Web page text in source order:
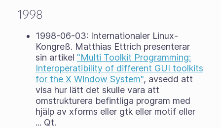
1998
1998-06-03: Internationaler Linux-
Kongreß. Matthias Ettrich presenterar
sin artikel "Multi Toolkit Programming:
Interoperatibility of different GUI toolkits
for the X Window System", avsedd att
visa hur lätt det skulle vara att
omstrukturera befintliga program med
hjälp av xforms eller gtk eller motif eller
... Qt.